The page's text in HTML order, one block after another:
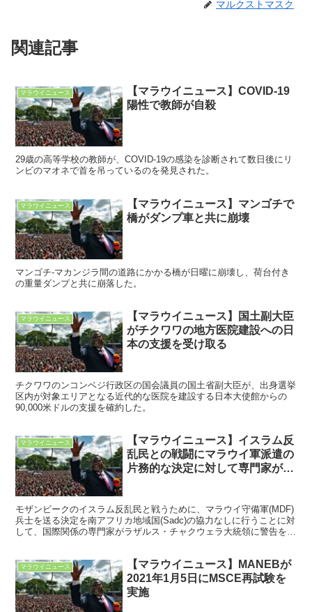
マルクストマスク
関連記事
マラウイニュース
【マラウイニュース】COVID-19
陽性で教師が自殺
29歳の高等学校の教師が、COVID-19の感染を診断されて数日後にリ
ンビのマオネで首を吊っているのを発見された。
マラウイニュース
【マラウイニュース】マンゴチで
橋がダンプ車と共に崩壊
マンゴチ-マカンジラ間の道路にかかる橋が日曜に崩壊し、荷台付き
の重量ダンプと共に崩落した。
マラウイニュース
【マラウイニュース】国土副大臣
がチクワワの地方医院建設への日
本の支援を受け取る
チクワワのンコンベジ行政区の国会議員の国土省副大臣が、出身選挙
区内が対象エリアとなる近代的な医院を建設する日本大使館からの
90,000米ドルの支援を確約した。
マラウイニュース
【マラウイニュース】イスラム反
乱民との戦闘にマラウイ軍派遣の
片務的な決定に対して専門家がチ
モザンビークのイスラム反乱民と戦うために、マラウイ守備軍(MDF)
兵士を送る決定を南アフリカ地域国(Sadc)の協力なしに行うことに対
して、国際関係の専門家がラザルス・チャクウェラ大統領に警告をし
マラウイニュース
【マラウイニュース】MANEBが
2021年1月5日にMSCE再試験を
実施